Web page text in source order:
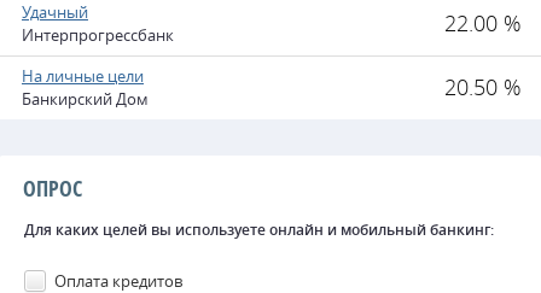
Удачный
Интерпрогрессбанк
22.00 %
На личные цели
Банкирский Дом
20.50 %
ОПРОС
Для каких целей вы используете онлайн и мобильный банкинг:
Оплата кредитов